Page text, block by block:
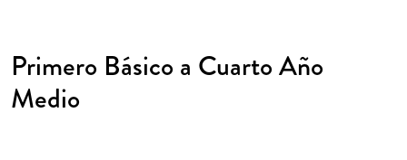
Primero Básico a Cuarto Año
Medio